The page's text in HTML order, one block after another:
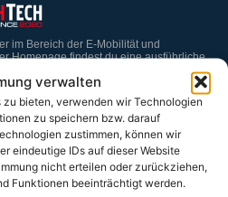
verwalten
zu bieten, verwenden wir Technologien
zu speichern bzw. darauf
zustimmen, können wir
eindeutige IDs auf dieser Website
nicht erteilen oder zurückziehen,
Funktionen beeinträchtigt werden.
im Bereich der E-Mobilität und
Homepage findest du eine ausführliche